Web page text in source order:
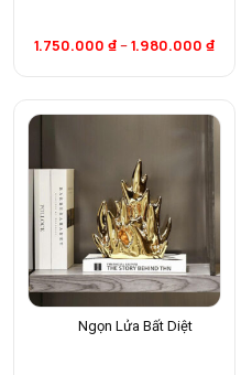
1.750.000 ₫–1.980.000 ₫
Ngọn Lửa Bất Diệt